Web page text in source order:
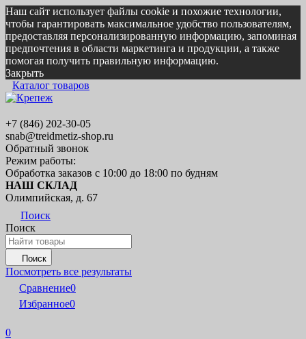
Наш сайт использует файлы cookie и похожие технологии,
чтобы гарантировать максимальное удобство пользователям,
предоставляя персонализированную информацию, запоминая
предпочтения в области маркетинга и продукции, а также
помогая получить правильную информацию.
Закрыть
Каталог товаров
+7 (846) 202-30-05
snab@treidmetiz-shop.ru
Обратный звонок
Режим работы:
Обработка заказов с 10:00 до 18:00 по будням
НАШ СКЛАД
Олимпийская, д. 67
Поиск
Поиск
Поиск
Посмотреть все результаты
Сравнение0
Избранное0
0